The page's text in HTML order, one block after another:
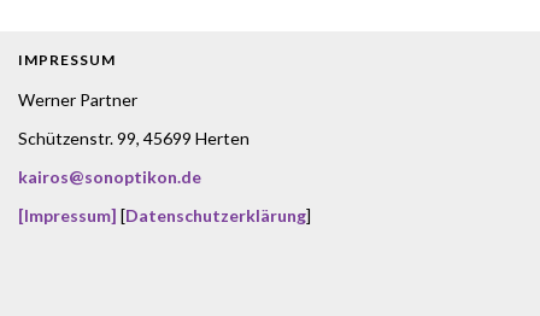
IMPRESSUM
Werner Partner
Schützenstr. 99, 45699 Herten
kairos@sonoptikon.de
[Impressum] [Datenschutzerklärung]